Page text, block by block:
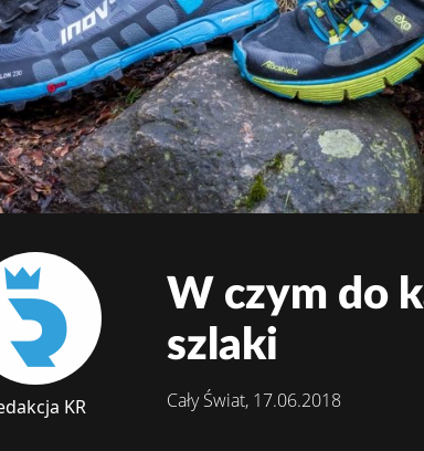
KR
W czym do
szlaki
Cały Świat, 17.06.2018